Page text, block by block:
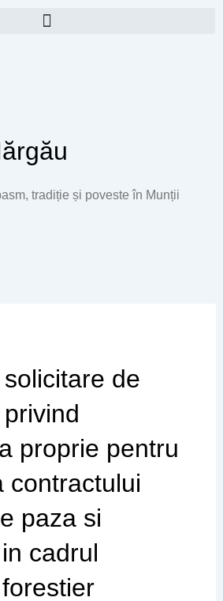
tradiție și poveste în Munții
de
proprie pentru
contractului
paza si
cadrul